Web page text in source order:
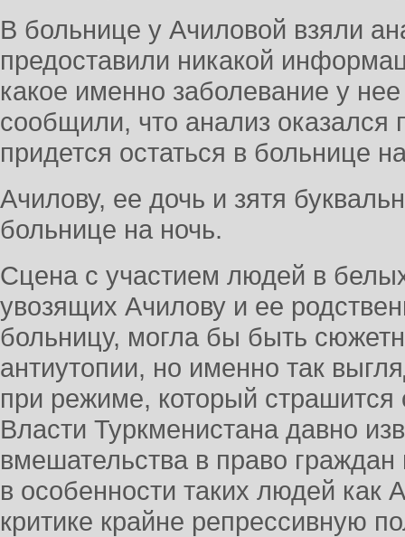
В больнице у Ачиловой взяли
предоставили никакой
какое именно заболевание у
сообщили, что анализ
придется остаться в больнице
Ачилову, ее дочь и зятя
больнице на ночь.
Сцена с участием людей в
увозящих Ачилову и ее
больницу, могла бы быть
антиутопии, но именно так
при режиме, который
Власти Туркменистана давно
вмешательства в право
в особенности таких людей как
критике крайне репрессивную